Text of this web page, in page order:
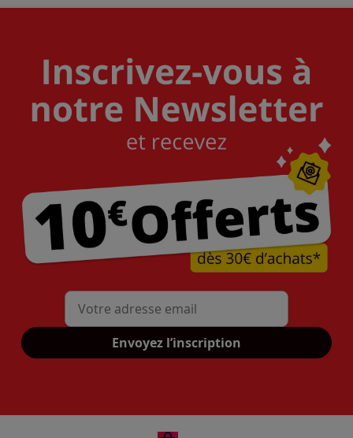
Mon adresse mail
Envoyez l’inscription